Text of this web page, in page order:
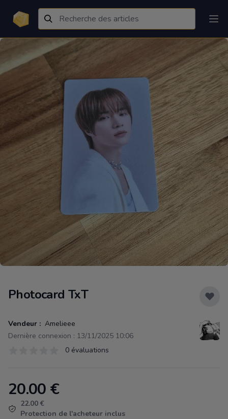
Photocard TxT
Vendeur : Amelieee
Dernière connexion : 13/11/2025 10:06
0 évaluations
Product information
20.00 €
22.00 €
Protection de l'acheteur inclus